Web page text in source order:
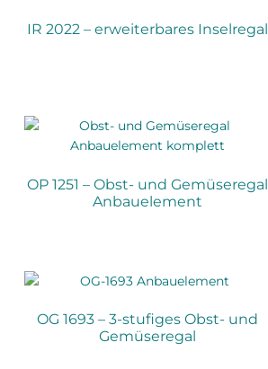
IR 2022 – erweiterbares Inselregal
OP 1251 – Obst- und Gemüseregal
Anbauelement
OG 1693 – 3-stufiges Obst- und
Gemüseregal